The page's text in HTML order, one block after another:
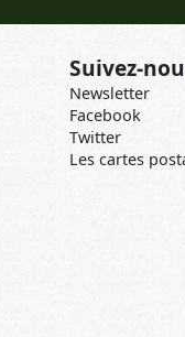
Suivez-
Newsletter
Facebook
Twitter
Les cartes